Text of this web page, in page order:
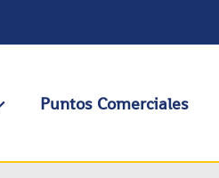
Puntos Comerciales